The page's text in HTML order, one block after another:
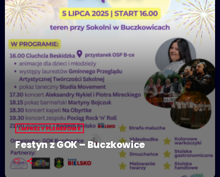
IMPREZY PLENEROWE
Festyn z GOK – Buczkowice